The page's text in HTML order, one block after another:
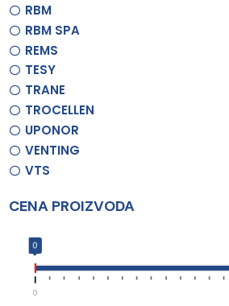
RBM
RBM SPA
REMS
TESY
TRANE
TROCELLEN
UPONOR
VENTING
VTS
CENA PROIZVODA
0
0